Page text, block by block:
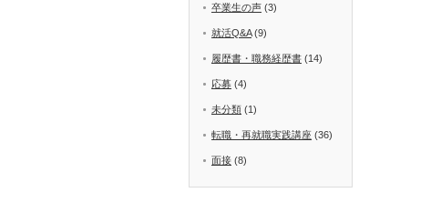
卒業生の声 (3)
就活Q&A(9)
履歴書・職務経歴書 (14)
応募 (4)
未分類 (1)
転職・再就職実践講座 (36)
面接 (8)